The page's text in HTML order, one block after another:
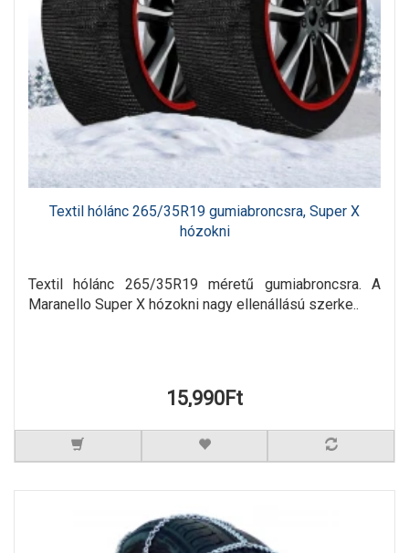
Textil hólánc 265/35R19 gumiabroncsra, Super X
hózokni
Textil hólánc 265/35R19 méretű gumiabroncsra. A
Maranello Super X hózokni nagy ellenállású szerke..
15,990Ft